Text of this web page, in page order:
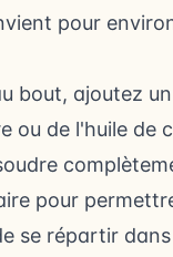
pour
bout, ajoutez
ou de l'huile de
pour
se répartir